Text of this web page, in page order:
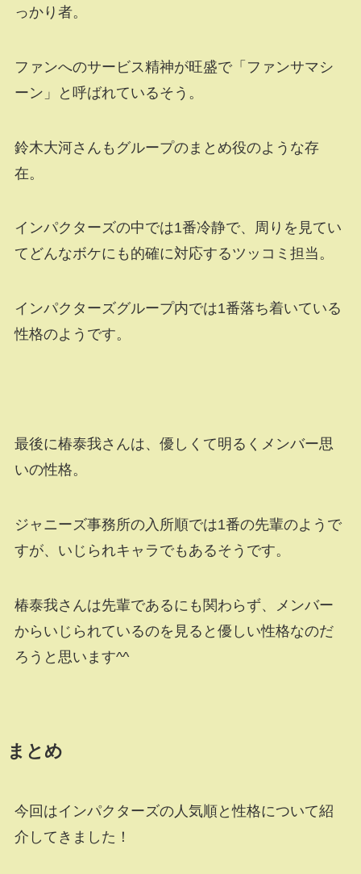
っかり者。
ファンへのサービス精神が旺盛で「ファンサマシ
ーン」と呼ばれているそう。
鈴木大河さんもグループのまとめ役のような存
在。
インパクターズの中では1番冷静で、周りを見てい
てどんなボケにも的確に対応するツッコミ担当。
インパクターズグループ内では1番落ち着いている
性格のようです。
最後に椿泰我さんは、優しくて明るくメンバー思
いの性格。
ジャニーズ事務所の入所順では1番の先輩のようで
すが、いじられキャラでもあるそうです。
椿泰我さんは先輩であるにも関わらず、メンバー
からいじられているのを見ると優しい性格なのだ
ろうと思います^^
まとめ
今回はインパクターズの人気順と性格について紹
介してきました！